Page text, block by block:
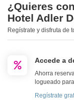
¿Quieres
Hotel Adler
Regístrate y disfruta de
Accede a
Ahorra
logueado
Regístrate